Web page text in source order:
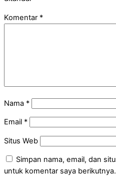
Komentar *
Nama *
Email *
Situs Web
Simpan nama, email, dan
untuk komentar saya berikutnya.